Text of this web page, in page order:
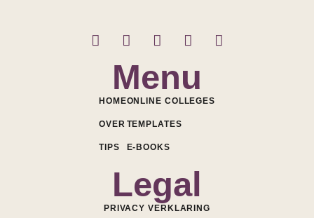
Menu
HOME
OVER
TIPS
ONLINE COLLEGES
TEMPLATES
E-BOOKS
Legal
PRIVACY VERKLARING